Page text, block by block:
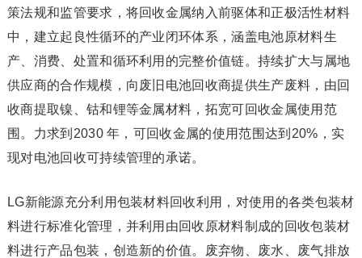
策法规和监管要求，将回收金属纳入前驱体和正极活性材料
中，建立起良性循环的产业闭环体系，涵盖电池原材料生
产、消费、处置和循环利用的完整价值链。持续扩大与属地
供应商的合作规模，向废旧电池回收商提供生产废料，由回
收商提取镍、钴和锂等金属材料，拓宽可回收金属使用范
围。力求到2030 年，可回收金属的使用范围达到20%，实
现对电池回收可持续管理的承诺。
LG新能源充分利用包装材料回收利用，对使用的各类包装材
料进行标准化管理，并利用由回收原材料制成的回收包装材
料进行产品包装，创造新的价值。废弃物、废水、废气排放